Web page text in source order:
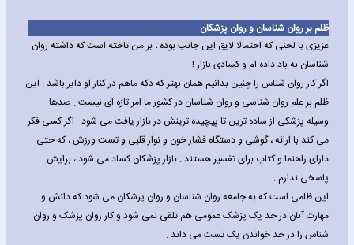
ظلم بر روان شناسان و روان پزشکان
عزیزی با لحنی که احتمالا لایق این جانب بوده ، بر من تاخته است که داشته روان
شناسان به باد داده ام و کسادی بازار !
اگر کار روان شناس را چنین بدانیم همان بهتر که دکه ماهم در کنار او دایر باشد . این
ظلم بر علم روان شناسی و روان شناسان در کشور ما امر تازه ای نیست . صدها
وسیله پزشکی از ساده ترین تا پیچیده ترینش در بازار یافت می شود . اگر کسی فکر
می کند با ارائه ، گوشی و دستگاه فشار خون و نوار قلبی و تست ورزش ، که حتی
دارای راهنما و کتاب برای تفسیر هستند . بازار پزشکان کساد می شود ، برایش
پاسخی ندارم .
این ظلمی است که به جامعه روان شناسان و روان پزشکان می شود که دانش و
مهارت آنان در حد یک پزشک عمومی هم تلقی نمی شود و کار روان پزشک و روان
شناس را در حد خواندن یک تست می داند .